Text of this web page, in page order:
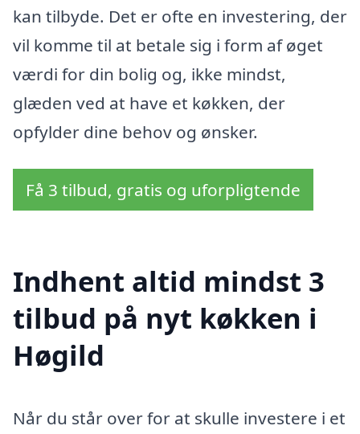
kan tilbyde. Det er ofte en investering, der
vil komme til at betale sig i form af øget
værdi for din bolig og, ikke mindst,
glæden ved at have et køkken, der
opfylder dine behov og ønsker.
Få 3 tilbud, gratis og uforpligtende
Indhent altid mindst 3
tilbud på nyt køkken i
Høgild
Når du står over for at skulle investere i et